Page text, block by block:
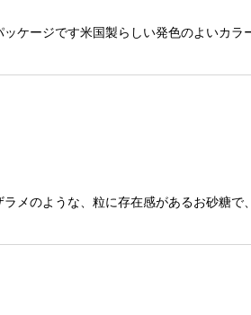
ケージです米国製らしい発色のよいカ
メのような、粒に存在感があるお砂糖